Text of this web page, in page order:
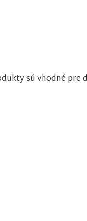
sú vhodné pre